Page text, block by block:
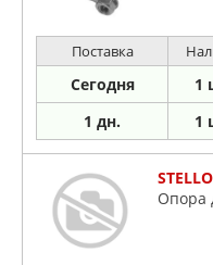
Поставка
Сегодня 1
1 дн. 1
Опора